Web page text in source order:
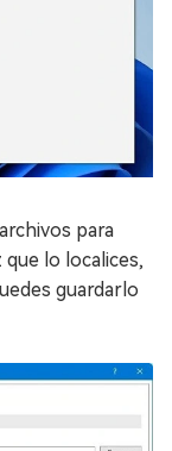
para
lo localices,
guardarlo